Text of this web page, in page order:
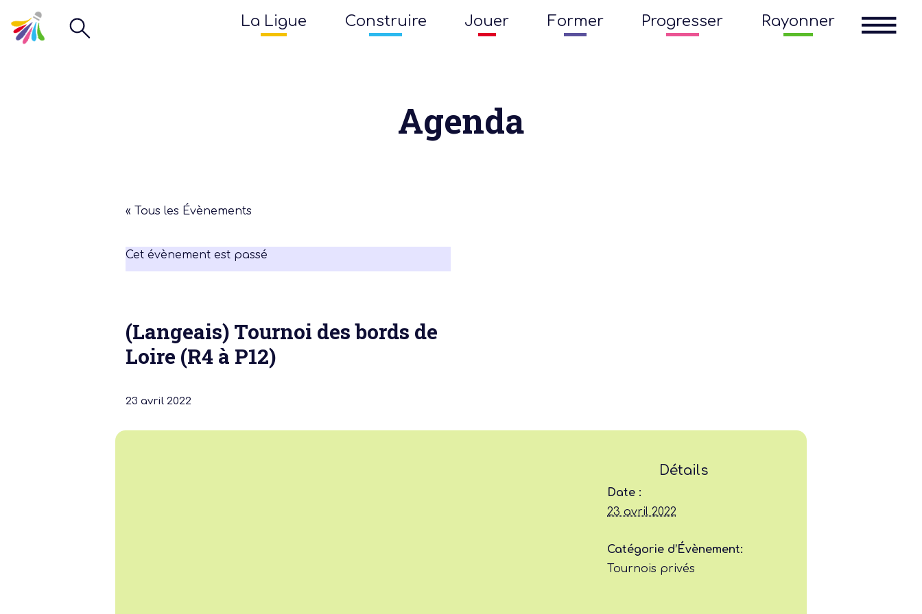
La Ligue Construire Jouer Former Progresser Rayonner
Agenda
« Tous les Évènements
Cet évènement est passé
(Langeais) Tournoi des bords de
Loire (R4 à P12)
23 avril 2022
Détails
Date :
23 avril 2022
Catégorie d’Évènement:
Tournois privés